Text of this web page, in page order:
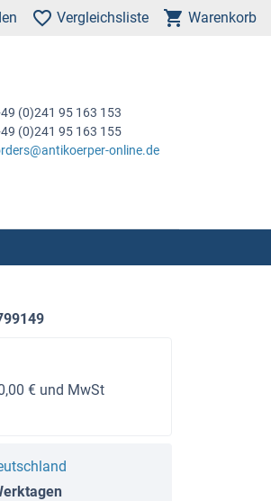
Vergleichsliste Warenkorb
(0)241 95 163 153
(0)241 95 163 155
online.de
€ und MwSt